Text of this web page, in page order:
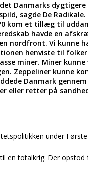
Danmarks
sagde De Radikale.
kom et tillæg til
havde en
nordfront. Vi kunne
henviste til
miner. Miner
Zeppeliner kunne
Danmark
eller retter på
under Første
en totalkrig. Der opstod